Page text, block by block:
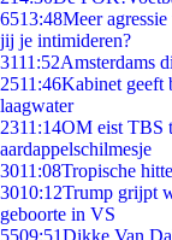
6513:48Meer
jij je intimideren?
3111:52Amsterdams
2511:46Kabinet geeft
laagwater
2311:14OM eist TBS
aardappelschilmesje
3011:08Tropische
3010:12Trump grijpt
geboorte in VS
5509:51Dikke Van